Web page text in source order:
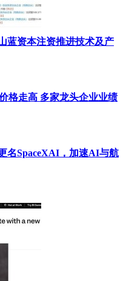
蓝资本注资推进技术及产
格走高 多家龙头企业业绩
名SpaceXAI，加速AI与航